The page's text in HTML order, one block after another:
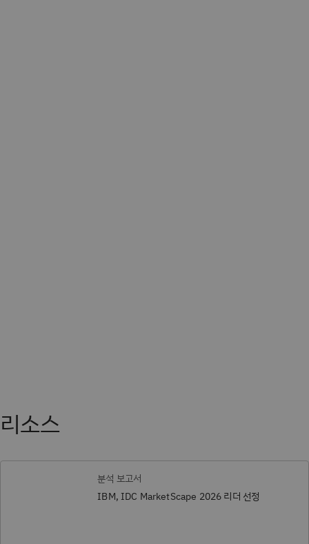
리소스
분석 보고서
IBM, IDC MarketScape 2026 리더 선정